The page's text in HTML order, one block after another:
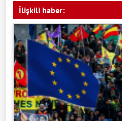
İlişkili haber: